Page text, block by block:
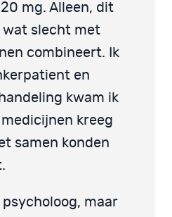
mg. Alleen, dit
wat slecht met
combineert. Ik
en
kwam ik
kreeg
samen konden
psycholoog, maar